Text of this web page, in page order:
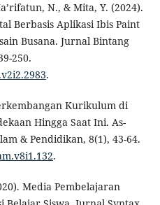
N., & Mita, Y. (2024).
Berbasis Aplikasi Ibis Paint
Busana. Jurnal Bintang
250.
.
Kurikulum di
Hingga Saat Ini. As-
& Pendidikan, 8(1), 43-64.
.
Media Pembelajaran